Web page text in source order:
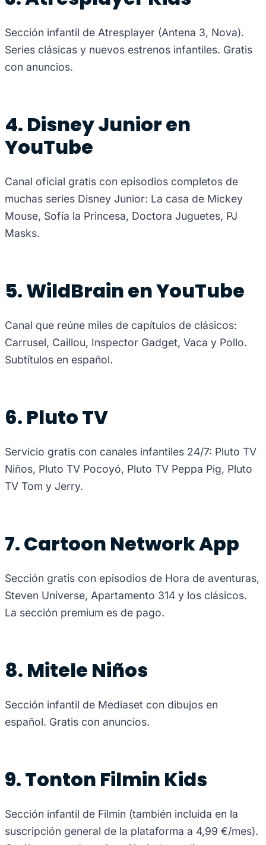
Sección infantil de Atresplayer (Antena 3, Nova).
Series clásicas y nuevos estrenos infantiles. Gratis
con anuncios.
4. Disney Junior en
YouTube
Canal oficial gratis con episodios completos de
muchas series Disney Junior: La casa de Mickey
Mouse, Sofía la Princesa, Doctora Juguetes, PJ
Masks.
5. WildBrain en YouTube
Canal que reúne miles de capítulos de clásicos:
Carrusel, Caillou, Inspector Gadget, Vaca y Pollo.
Subtítulos en español.
6. Pluto TV
Servicio gratis con canales infantiles 24/7: Pluto TV
Niños, Pluto TV Pocoyó, Pluto TV Peppa Pig, Pluto
TV Tom y Jerry.
7. Cartoon Network App
Sección gratis con episodios de Hora de aventuras,
Steven Universe, Apartamento 314 y los clásicos.
La sección premium es de pago.
8. Mitele Niños
Sección infantil de Mediaset con dibujos en
español. Gratis con anuncios.
9. Tonton Filmin Kids
Sección infantil de Filmin (también incluida en la
suscripción general de la plataforma a 4,99 €/mes).